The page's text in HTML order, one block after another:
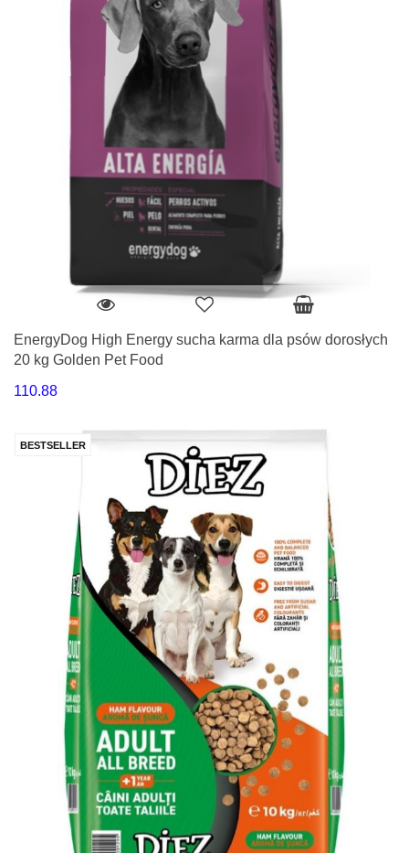
EnergyDog High Energy sucha karma dla psów dorosłych
20 kg Golden Pet Food
110.88
BESTSELLER